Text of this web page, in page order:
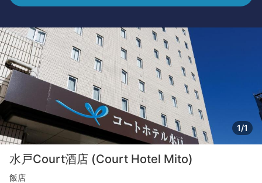
1/1
水戸Court酒店 (Court Hotel Mito)
飯店